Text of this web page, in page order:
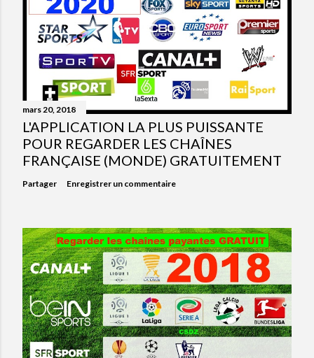
mars 20, 2018
L'APPLICATION LA PLUS PUISSANTE
POUR REGARDER LES CHAÎNES
FRANÇAISE (MONDE) GRATUITEMENT
Partager Enregistrer un commentaire